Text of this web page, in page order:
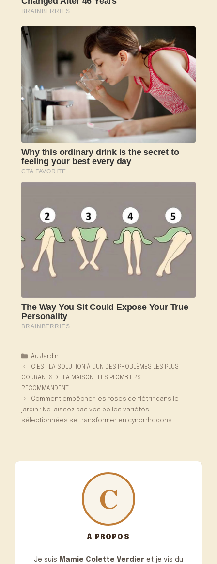
Catégories
Au Jardin
C’EST LA SOLUTION À L’UN DES PROBLÈMES LES PLUS
COURANTS DE LA MAISON : LES PLOMBIERS LE
RECOMMANDENT.
Comment empêcher les roses de flétrir dans le
jardin : Ne laissez pas vos belles variétés
sélectionnées se transformer en cynorrhodons
À PROPOS
Je suis Mamie Colette Verdier et je vis du